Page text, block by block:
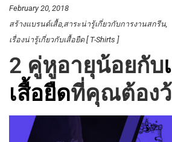
February 20, 2018
สร้างแบรนด์เสื้อ สาระน่ารู้เกี่ยวกับการงานสกรีน
เรื่องน่ารู้เกี่ยวกับเสื้อยืด [ T-Shirts ]
2 คู่หูอายุน้อยกับ
เสื้อยืดที่คุณต้อง